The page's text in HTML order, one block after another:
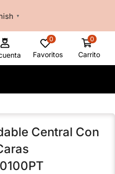
▼
0
Favoritos
0
Carrito
Central Con